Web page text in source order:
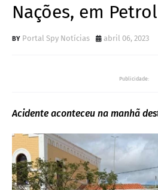
Nações, em
Portal Spy Notícias abril 06, 2023
Publicidade:
Acidente aconteceu na manhã